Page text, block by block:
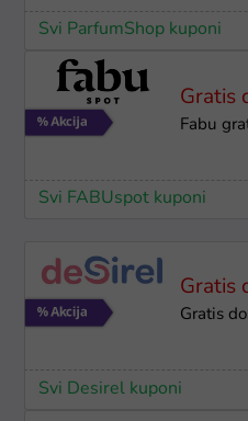
Svi ParfumShop kuponi
Gratis
Fabu
Svi FABUspot kuponi
Gratis
Gratis
Svi Desirel kuponi